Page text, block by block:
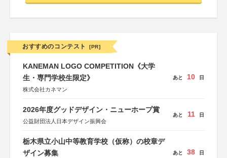
おすすめのコンテスト [PR]
KANEMAN LOGO COMPETITION《大学
生・専門学校生限定》
株式会社カネマン
あと 10 日
2026年度グッドデザイン・ニューホープ賞
公益財団法人日本デザイン振興会
あと 11 日
栃木県立小山中等教育学校（仮称）の校章デ
ザイン募集
あと 38 日